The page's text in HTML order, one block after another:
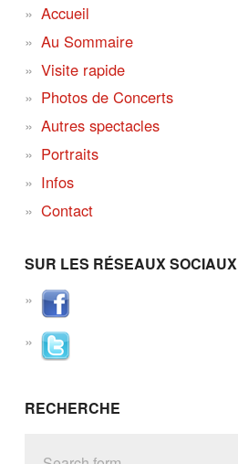
Accueil
Au Sommaire
Visite rapide
Photos de Concerts
Autres spectacles
Portraits
Infos
Contact
SUR LES RÉSEAUX SOCIAUX
RECHERCHE